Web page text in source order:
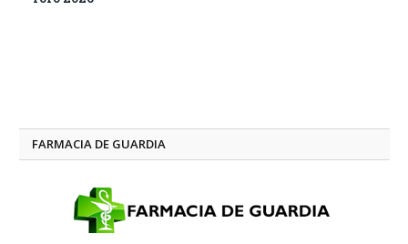
FARMACIA DE GUARDIA